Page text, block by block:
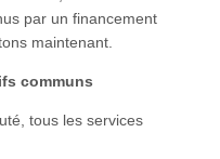
par un financement
maintenant.
communs
tous les services